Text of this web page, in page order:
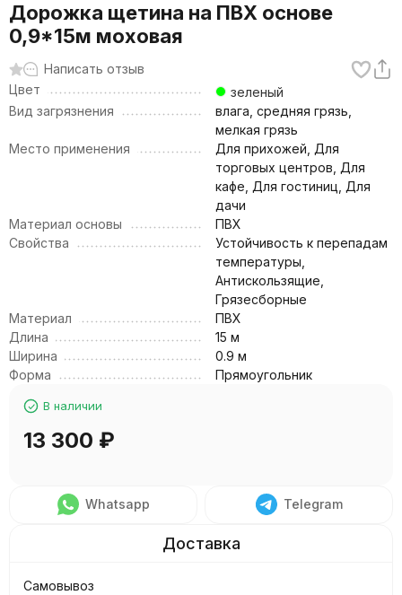
Дорожка щетина на ПВХ основе
0,9*15м моховая
Написать отзыв
Цвет
зеленый
Вид загрязнения
влага, средняя грязь,
мелкая грязь
Место применения
Для прихожей, Для
торговых центров, Для
кафе, Для гостиниц, Для
дачи
Материал основы
ПВХ
Свойства
Устойчивость к перепадам
температуры,
Антискользящие,
Грязесборные
Материал
ПВХ
Длина
15 м
Ширина
0.9 м
Форма
Прямоугольник
В наличии
13 300 ₽
Whatsapp Telegram
Самовывоз